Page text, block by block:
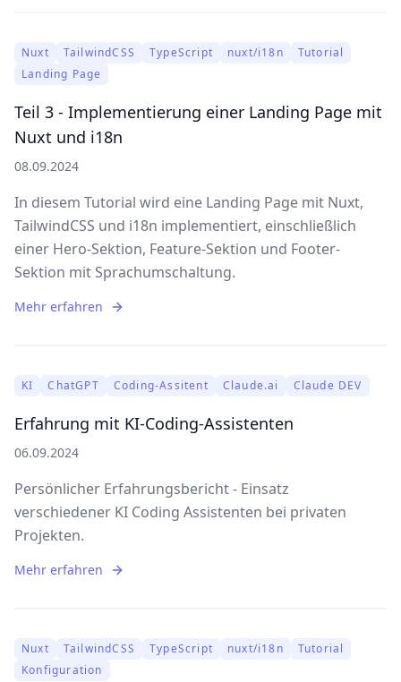
Nuxt TailwindCSS TypeScript nuxt/i18n
Tutorial
Landing Page
Teil 3 - Implementierung einer Landing Page mit
Nuxt und i18n
08.09.2024
In diesem Tutorial wird eine Landing Page mit Nuxt,
TailwindCSS und i18n implementiert, einschließlich
einer Hero-Sektion, Feature-Sektion und Footer-
Sektion mit Sprachumschaltung.
Mehr erfahren
KI ChatGPT Coding-Assitent Claude.ai Claude DEV
Erfahrung mit KI-Coding-Assistenten
06.09.2024
Persönlicher Erfahrungsbericht - Einsatz
verschiedener KI Coding Assistenten bei privaten
Projekten.
Mehr erfahren
Nuxt TailwindCSS TypeScript nuxt/i18n
Tutorial
Konfiguration